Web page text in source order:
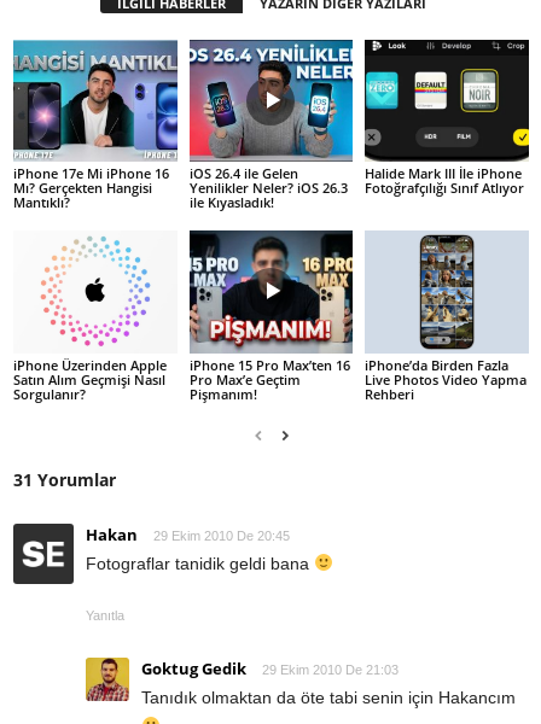
iPhone 17e Mi iPhone 16
Mı? Gerçekten Hangisi
Mantıklı?
iOS 26.4 ile Gelen
Yenilikler Neler? iOS 26.3
ile Kıyasladık!
Halide Mark III İle iPhone
Fotoğrafçılığı Sınıf Atlıyor
iPhone Üzerinden Apple
Satın Alım Geçmişi Nasıl
Sorgulanır?
iPhone 15 Pro Max’ten 16
Pro Max’e Geçtim
Pişmanım!
iPhone’da Birden Fazla
Live Photos Video Yapma
Rehberi
31 Yorumlar
Hakan 29 Ekim 2010 De 20:45
Fotograflar tanidik geldi bana
Yanıtla
Goktug Gedik 29 Ekim 2010 De 21:03
Tanıdık olmaktan da öte tabi senin için Hakancım